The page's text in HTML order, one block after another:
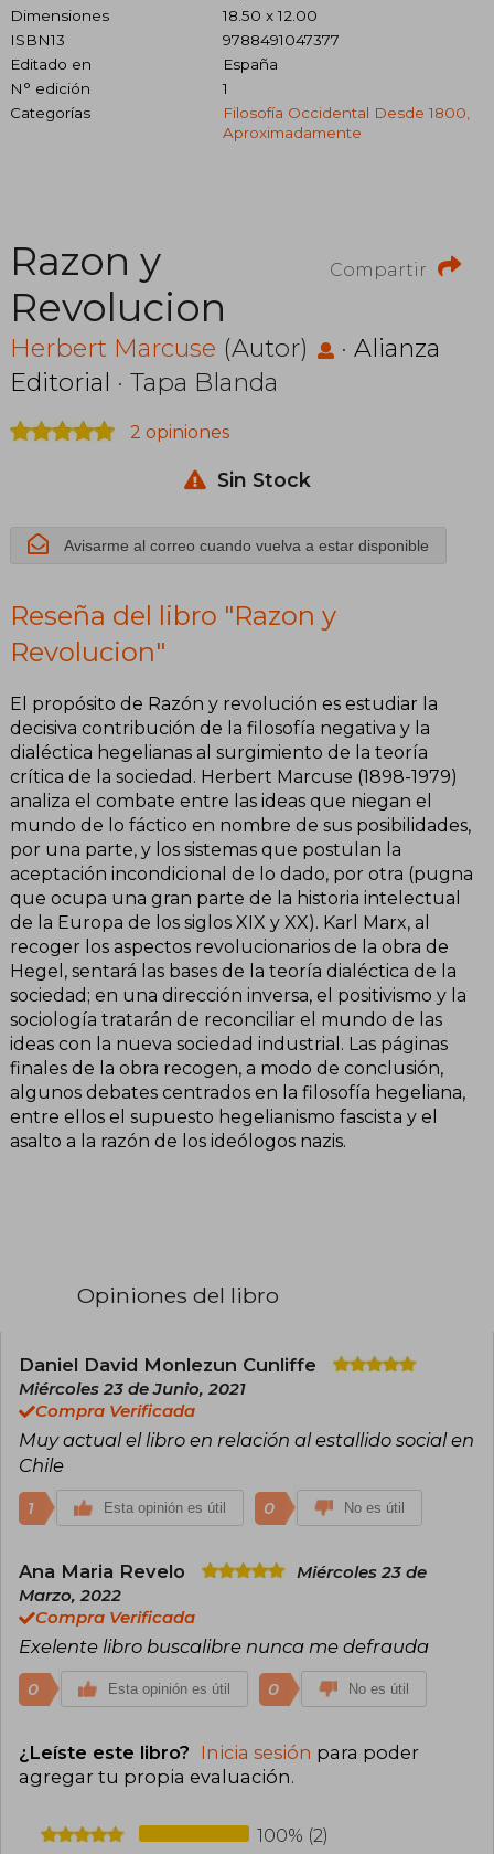
Dimensiones
18.50 x 12.00
ISBN13
9788491047377
Editado en
España
N° edición
1
Categorías
Filosofía Occidental Desde 1800,
Aproximadamente
Compartir
Razon y
Revolucion
Herbert Marcuse (Autor) · Alianza
Editorial · Tapa Blanda
2 opiniones
Sin Stock
Avisarme al correo cuando vuelva a estar disponible
Reseña del libro "Razon y
Revolucion"
El propósito de Razón y revolución es estudiar la
decisiva contribución de la filosofía negativa y la
dialéctica hegelianas al surgimiento de la teoría
crítica de la sociedad. Herbert Marcuse (1898-1979)
analiza el combate entre las ideas que niegan el
mundo de lo fáctico en nombre de sus posibilidades,
por una parte, y los sistemas que postulan la
aceptación incondicional de lo dado, por otra (pugna
que ocupa una gran parte de la historia intelectual
de la Europa de los siglos XIX y XX). Karl Marx, al
recoger los aspectos revolucionarios de la obra de
Hegel, sentará las bases de la teoría dialéctica de la
sociedad; en una dirección inversa, el positivismo y la
sociología tratarán de reconciliar el mundo de las
ideas con la nueva sociedad industrial. Las páginas
finales de la obra recogen, a modo de conclusión,
algunos debates centrados en la filosofía hegeliana,
entre ellos el supuesto hegelianismo fascista y el
asalto a la razón de los ideólogos nazis.
Opiniones del libro
Daniel David Monlezun Cunliffe
Miércoles 23 de Junio, 2021
Compra Verificada
Muy actual el libro en relación al estallido social en
Chile
1 Esta opinión es útil 0 No es útil
Ana Maria Revelo
Miércoles 23 de
Marzo, 2022
Compra Verificada
Exelente libro buscalibre nunca me defrauda
0 Esta opinión es útil 0 No es útil
¿Leíste este libro? Inicia sesión para poder
agregar tu propia evaluación.
100% (2)